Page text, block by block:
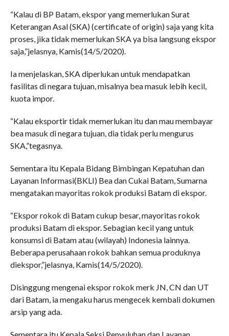
“Kalau di BP Batam, ekspor yang memerlukan Surat
Keterangan Asal (SKA) (certificate of origin) saja yang kita
proses, jika tidak memerlukan SKA ya bisa langsung ekspor
saja,”jelasnya, Kamis(14/5/2020).
Ia menjelaskan, SKA diperlukan untuk mendapatkan
fasilitas di negara tujuan, misalnya bea masuk lebih kecil,
kuota impor.
“Kalau eksportir tidak memerlukan itu dan mau membayar
bea masuk di negara tujuan, dia tidak perlu mengurus
SKA,”tegasnya.
Sementara itu Kepala Bidang Bimbingan Kepatuhan dan
Layanan Informasi(BKLI) Bea dan Cukai Batam, Sumarna
mengatakan mayoritas rokok produksi Batam di ekspor.
“Ekspor rokok di Batam cukup besar, mayoritas rokok
produksi Batam di ekspor. Sebagian kecil yang untuk
konsumsi di Batam atau (wilayah) Indonesia lainnya.
Beberapa perusahaan rokok bahkan semua produknya
diekspor,”jelasnya, Kamis(14/5/2020).
Disinggung mengenai ekspor rokok merk JN, CN dan UT
dari Batam, ia mengaku harus mengecek kembali dokumen
arsip yang ada.